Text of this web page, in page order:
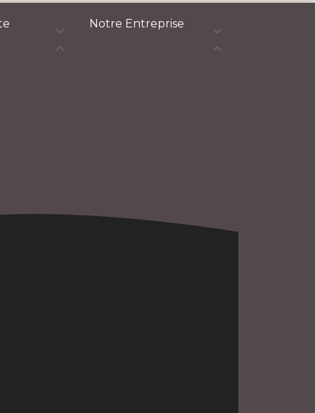


Notre Entreprise

